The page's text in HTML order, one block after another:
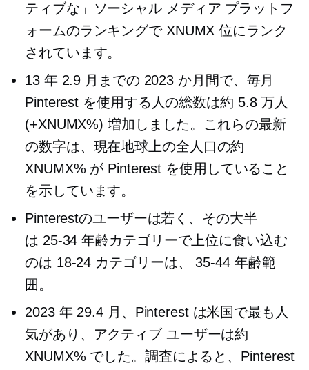
ティブな」ソーシャル メディア プラットフ
ォームのランキングで XNUMX 位にランク
されています。
13 年 2.9 月までの 2023 か月間で、毎月
Pinterest を使用する人の総数は約 5.8 万人
(+XNUMX%) 増加しました。これらの最新
の数字は、現在地球上の全人口の約
XNUMX% が Pinterest を使用していること
を示しています。
Pinterestのユーザーは若く、その大半
は 25-34 年齢カテゴリーで上位に食い込む
のは 18-24 カテゴリーは、35-44年齢範
囲。
2023 年 29.4 月、Pinterest は米国で最も人
気があり、アクティブ ユーザーは約
XNUMX% でした。調査によると、Pinterest